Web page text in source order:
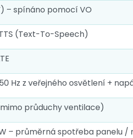
– spínáno pomocí VO
(Text-To-Speech)
Hz z veřejného osvětlení +
průduchy ventilace)
– průměrná spotřeba panelu /